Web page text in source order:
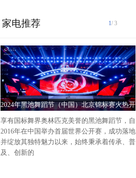
家电推荐
2024年黑池舞蹈节（中国）北京锦标赛火热开
幕
享有国标舞界奥林匹克美誉的黑池舞蹈节，自
2016年在中国举办首届世界公开赛，成功落地
并绽放其独特魅力以来，始终秉承着传承、普
及、创新的
1/ 3